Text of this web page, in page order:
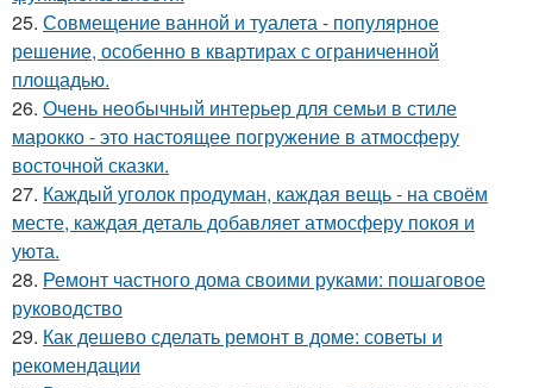
25. Совмещение ванной и туалета - популярное
решение, особенно в квартирах с ограниченной
площадью.
26. Очень необычный интерьер для семьи в стиле
марокко - это настоящее погружение в атмосферу
восточной сказки.
27. Каждый уголок продуман, каждая вещь - на своём
месте, каждая деталь добавляет атмосферу покоя и
уюта.
28. Ремонт частного дома своими руками: пошаговое
руководство
29. Как дешево сделать ремонт в доме: советы и
рекомендации